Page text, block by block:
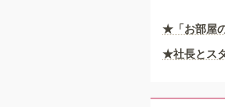
★ 「お部屋
★社長とス